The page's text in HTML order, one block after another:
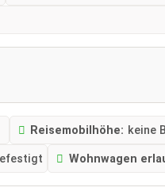
Reisemobilhöhe: keine
Wohnwagen